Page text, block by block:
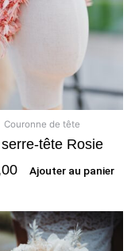
Couronne de tête
tête Rosie
Ajouter au panier